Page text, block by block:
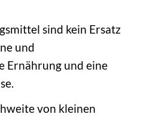
sind kein Ersatz
und
Ernährung und eine
von kleinen